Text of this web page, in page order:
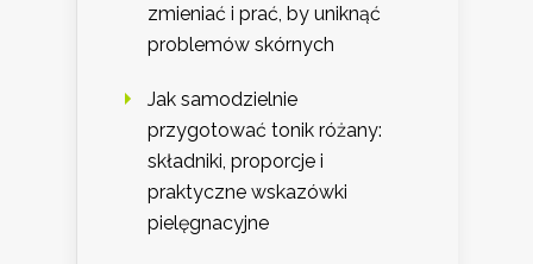
zmieniać i prać, by uniknąć
problemów skórnych
Jak samodzielnie
przygotować tonik różany:
składniki, proporcje i
praktyczne wskazówki
pielęgnacyjne